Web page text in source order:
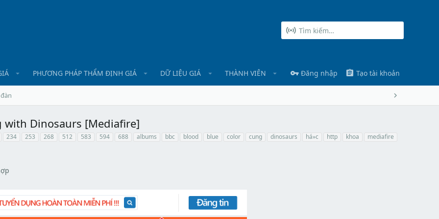
PHƯƠNG PHÁP THẨM ĐỊNH GIÁ DỮ LIỆU GIÁ THÀNH VIÊN Đăng nhập Tạo tài khoản
with Dinosaurs [Mediafire]
234 253 268 512 583 594 688 albums bbc blood blue color cung dinosaurs há»c http khoa
mediafire